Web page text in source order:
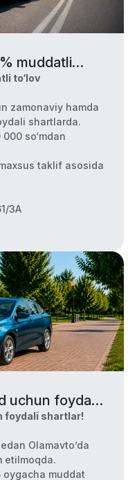
muddatli
to‘lov
zamonaviy hamda
shartlarda.
so‘mdan
maxsus taklif asosida
3A
uchun foydali
foydali shartlar!
Olamavto’da
etilmoqda.
oygacha muddat